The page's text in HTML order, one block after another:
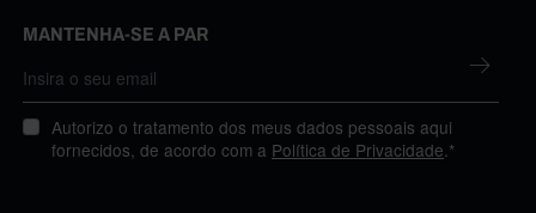
MANTENHA-SE A PAR
Autorizo o tratamento dos meus dados pessoais aqui
fornecidos, de acordo com a Política de Privacidade .*